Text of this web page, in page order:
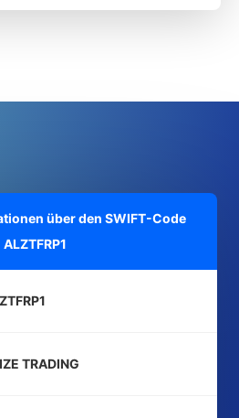
über den SWIFT-Code
ALZTFRP1
TRADING